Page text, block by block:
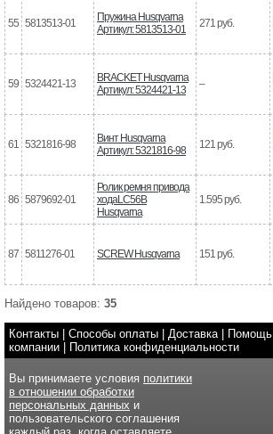
55 5813513-01
Пружина Husqvarna
Артикул: 5813513-01
271 руб.
59 5324421-13
BRACKET Husqvarna
Артикул: 5324421-13
–
61 5321816-98
Винт Husqvarna
Артикул: 5321816-98
121 руб.
86 5879692-01
Ролик ремня привода
ходаLC56B
Husqvarna
1.595 руб.
87 5811276-01 SCREW Husqvarna
151 руб.
Найдено товаров: 35
Контакты Способы оплаты Доставка| Помощь
компании
Политика конфиденциальности
Вы принимаете условия политики
в отношении обработки
персональных данных и
пользовательского соглашения